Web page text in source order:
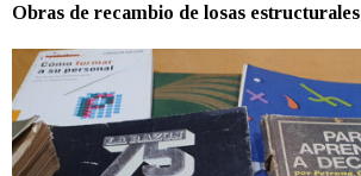
Obras de recambio de losas estructurales